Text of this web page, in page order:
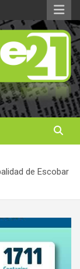
de Escobar